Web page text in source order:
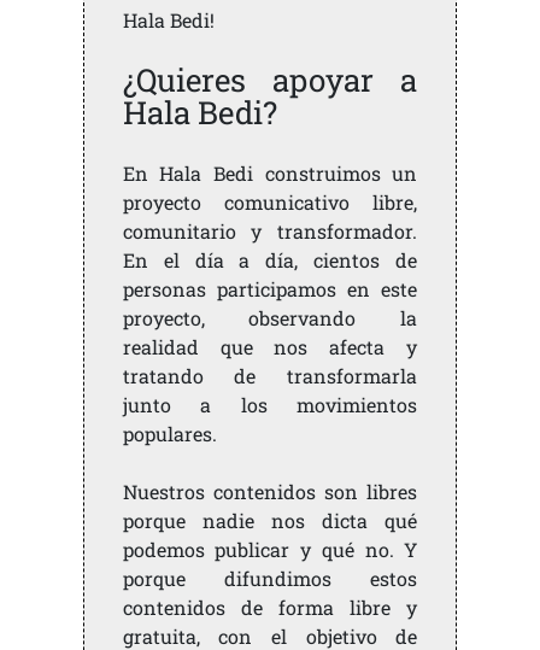
Hala Bedi!
¿Quieres apoyar a
Hala Bedi?
En Hala Bedi construimos un
proyecto comunicativo libre,
comunitario y transformador.
En el día a día, cientos de
personas participamos en este
proyecto, observando la
realidad que nos afecta y
tratando de transformarla
junto a los movimientos
populares.
Nuestros contenidos son libres
porque nadie nos dicta qué
podemos publicar y qué no. Y
porque difundimos estos
contenidos de forma libre y
gratuita, con el objetivo de